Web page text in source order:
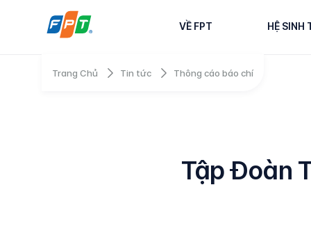
VỀ FPT HỆ SINH
Trang Chủ Tin tức Thông cáo báo chí
Tập Đoàn